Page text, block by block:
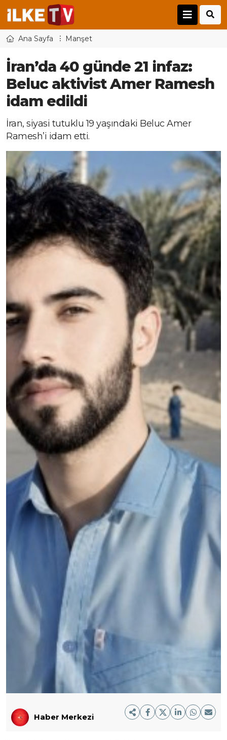
Ana Sayfa Manşet
İran’da 40 günde 21 infaz:
Beluc aktivist Amer Ramesh
idam edildi
İran, siyasi tutuklu 19 yaşındaki Beluc Amer
Ramesh’i idam etti.
Haber Merkezi